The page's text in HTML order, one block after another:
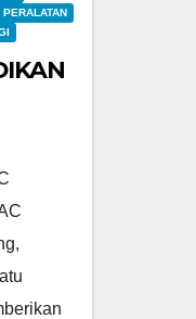
PERALATAN